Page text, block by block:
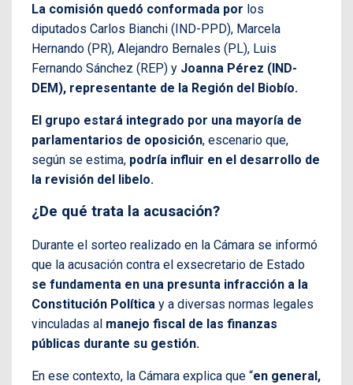
La comisión quedó conformada por los
diputados Carlos Bianchi (IND-PPD), Marcela
Hernando (PR), Alejandro Bernales (PL), Luis
Fernando Sánchez (REP) y Joanna Pérez (IND-
DEM), representante de la Región del Biobío.
El grupo estará integrado por una mayoría de
parlamentarios de oposición, escenario que,
según se estima, podría influir en el desarrollo de
la revisión del libelo.
¿De qué trata la acusación?
Durante el sorteo realizado en la Cámara se informó
que la acusación contra el exsecretario de Estado
se fundamenta en una presunta infracción a la
Constitución Política y a diversas normas legales
vinculadas al manejo fiscal de las finanzas
públicas durante su gestión.
En ese contexto, la Cámara explica que “en general,